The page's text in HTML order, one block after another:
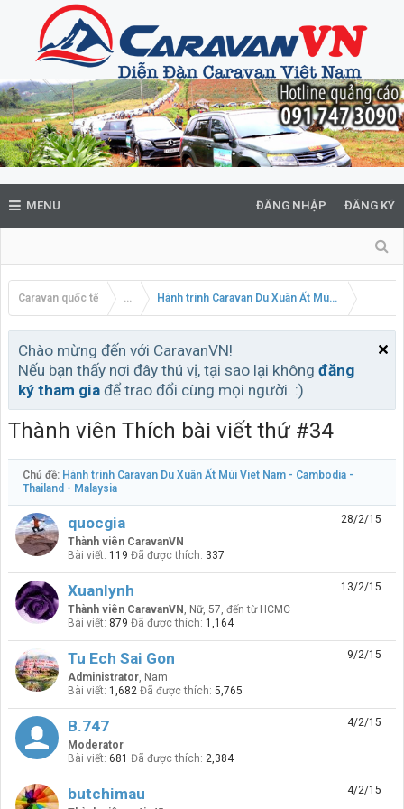
MENU ĐĂNG NHẬP ĐĂNG KÝ
Caravan quốc tế ... Hành trình Caravan Du Xuân Ất Mùi Viet Nam -
Chào mừng đến với CaravanVN!
Nếu bạn thấy nơi đây thú vị, tại sao lại không đăng
ký tham gia để trao đổi cùng mọi người. :)
Thành viên Thích bài viết thứ #34
Chủ đề: Hành trình Caravan Du Xuân Ất Mùi Viet Nam - Cambodia -
Thailand - Malaysia
28/2/15
quocgia
Thành viên CaravanVN
Bài viết: 119 Đã được thích: 337
13/2/15
Xuanlynh
Thành viên CaravanVN, Nữ, 57, đến từ HCMC
Bài viết: 879 Đã được thích: 1,164
9/2/15
Tu Ech Sai Gon
Administrator, Nam
Bài viết: 1,682 Đã được thích: 5,765
4/2/15
B.747
Moderator
Bài viết: 681 Đã được thích: 2,384
4/2/15
butchimau